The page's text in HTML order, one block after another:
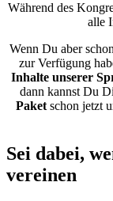
Während des
alle
Wenn Du aber
zur Verfügung
Inhalte unserer
dann kannst Du
Paket schon jetzt
Sei dabei,
vereinen